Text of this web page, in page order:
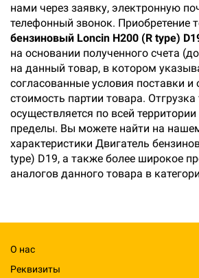
нами через заявку, электронную
телефонный звонок. Приобретение
бензиновый Loncin H200 (R type)
на основании полученного счета
на данный товар, в котором
согласованные условия поставки и
стоимость партии товара. Отгрузка
осуществляется по всей
пределы. Вы можете найти на
характеристики Двигатель
type) D19, а также более широкое
аналогов данного товара в
О нас
Реквизиты